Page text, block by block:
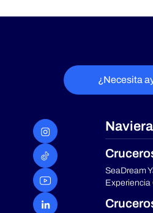
¿Necesita
SeaDream
Experiencia